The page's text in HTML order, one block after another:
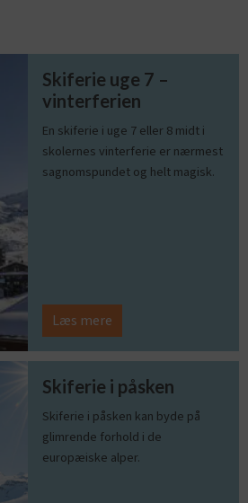
Skiferie uge 7 –
vinterferien
En skiferie i uge 7 eller 8 midt i
skolernes vinterferie er nærmest
sagnomspundet og helt magisk.
Læs mere
Skiferie i påsken
Skiferie i påsken kan byde på
glimrende forhold i de
europæiske alper.